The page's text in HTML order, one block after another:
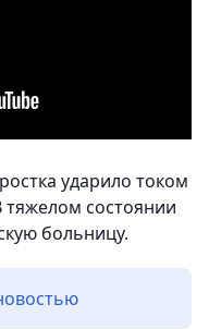
ударило током
тяжелом состоянии
больницу.